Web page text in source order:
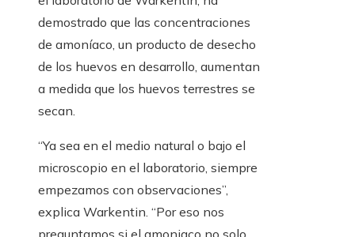
demostrado que las concentraciones
de amoníaco, un producto de desecho
de los huevos en desarrollo, aumentan
a medida que los huevos terrestres se
secan.
“Ya sea en el medio natural o bajo el
microscopio en el laboratorio, siempre
empezamos con observaciones”,
explica Warkentin. “Por eso nos